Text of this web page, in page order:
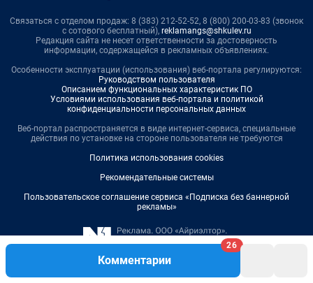
Комментарии
26
Связаться с отделом продаж: 8 (383) 212-52-52, 8 (800) 200-03-83 (звонок
с сотового бесплатный), reklamangs@shkulev.ru
Редакция сайта не несет ответственности за достоверность
информации, содержащейся в рекламных объявлениях.
Особенности эксплуатации (использования) веб-портала регулируются:
Руководством пользователя
Описанием функциональных характеристик ПО
Условиями использования веб-портала и политикой
конфиденциальности персональных данных
Веб-портал распространяется в виде интернет-сервиса, специальные
действия по установке на стороне пользователя не требуются
Политика использования cookies
Рекомендательные системы
Пользовательское соглашение сервиса «Подписка без баннерной
рекламы»